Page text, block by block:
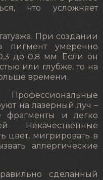
что усложняет
При создании
пигмент умеренно
до 0,8 мм. Если он
или глубже, то на
времени.
Профессиональные
на лазерный луч –
фрагменты и легко
Некачественные
цвет, мигрировать в
аллергические
сделанный